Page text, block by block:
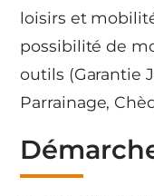
loisirs et
possibilité de
outils (Garantie
Parrainage,